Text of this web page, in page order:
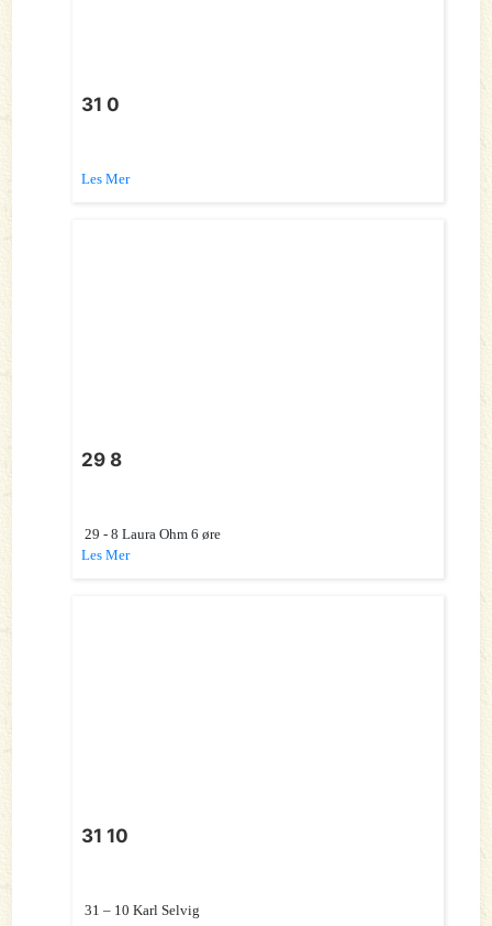
31 0
Les Mer
29 8
29 - 8 Laura Ohm 6 øre
Les Mer
31 10
31 – 10 Karl Selvig